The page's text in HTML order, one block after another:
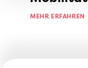
MEHR ERFAHREN